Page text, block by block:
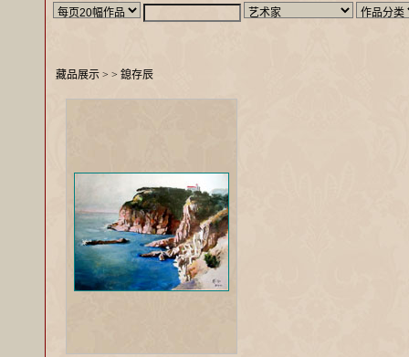
藏品展示 > > 鎴存辰